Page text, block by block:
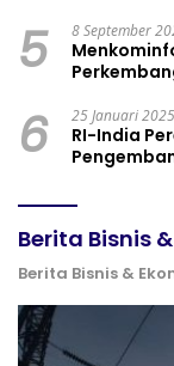
5 8 September
6 25 Januari
RI-India
Berita Bisnis
Berita Bisnis &